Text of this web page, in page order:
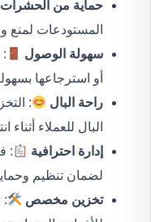
حماية من الحشرات
المستودعات لمنع
سهولة الوصول
:
أو استرجاعها
راحة البال
:
البال للعملاء أثناء
إدارة احترافية
:
لضمان تنظيم
تخزين مخصص
: